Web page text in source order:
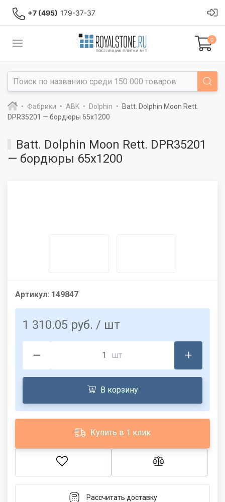
+7 (495) 179-37-37
0
Фабрики ABK Dolphin
Batt. Dolphin Moon Rett.
DPR35201 — бордюры 65x1200
Batt. Dolphin Moon Rett. DPR35201
— бордюры 65x1200
Артикул: 149847
1 310.05 руб. / шт
шт
В корзину
Купить в 1 клик
Рассчитать доставку